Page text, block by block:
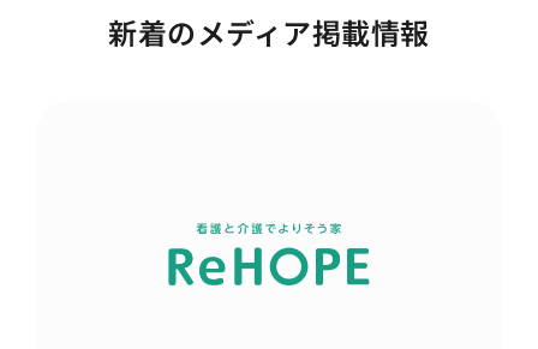
新着のメディア掲載情報